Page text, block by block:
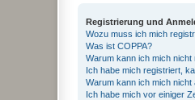
Registrierung und
Wozu muss ich mich
Was ist COPPA?
Warum kann ich mich nicht
Ich habe mich registriert,
Warum kann ich mich nicht
Ich habe mich vor einiger